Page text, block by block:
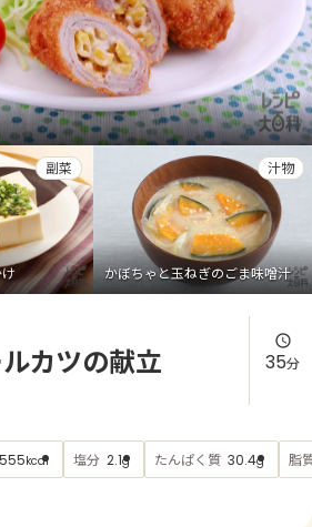
副菜
かぼちゃと玉ねぎのごま味噌汁
汁物
カツの献立 35分
555kcal 塩分 2.1g たんぱく質 30.4g 脂